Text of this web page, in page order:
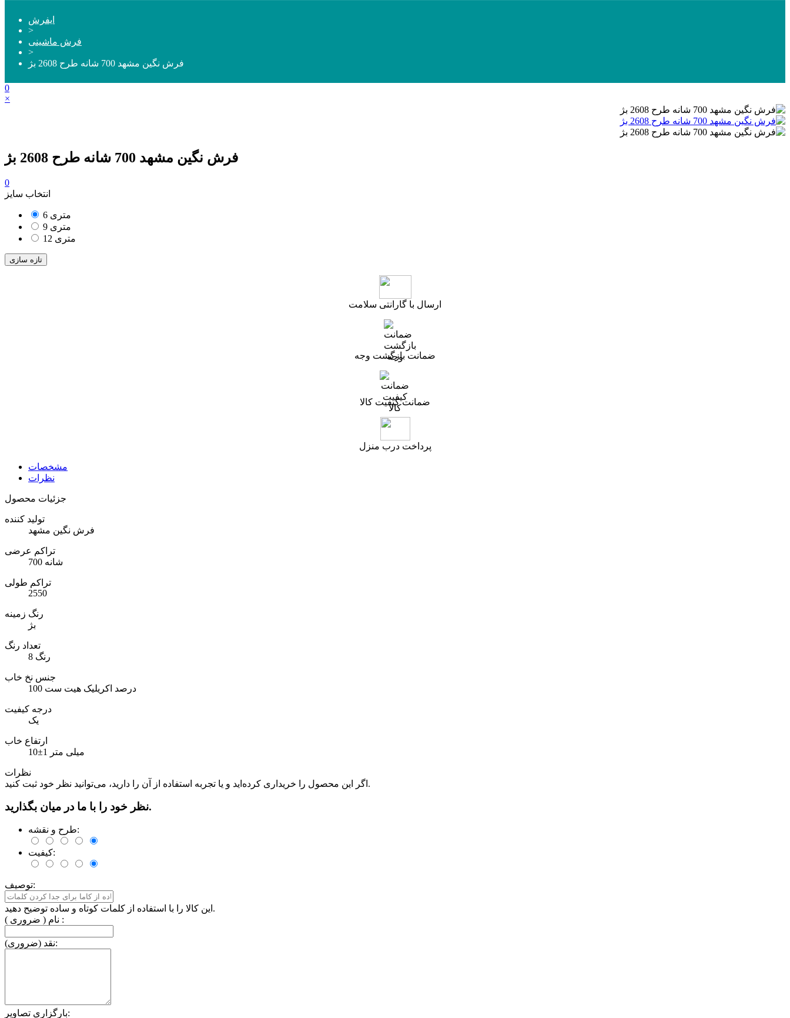
ایفرش
>
فرش ماشینی
>
فرش نگین مشهد 700 شانه طرح 2608 بژ
0
×
فرش نگین مشهد 700 شانه طرح 2608 بژ
0
انتخاب سایز
6 متری
9 متری
12 متری
ارسال با گارانتی سلامت
ضمانت بازگشت وجه
ضمانت کیفیت کالا
پرداخت درب منزل
مشخصات
نظرات
جزئیات محصول
تولید کننده
فرش نگین مشهد
تراکم عرضی
700 شانه
تراکم طولی
2550
رنگ زمینه
بژ
تعداد رنگ
8 رنگ
جنس نخ خاب
100 درصد اکریلیک هیت ست
درجه کیفیت
یک
ارتفاع خاب
10±1 میلی متر
نظرات
اگر این محصول را خریداری کرده‌اید و یا تجربه استفاده از آن را دارید، می‌توانید نظر خود ثبت کنید.
نظر خود را با ما در میان بگذارید.
طرح و نقشه:
کیفیت:
توصیف:
این کالا را با استفاده از کلمات کوتاه و ساده توضیح دهید.
نام ( ضروری ) :
نقد (ضروری):
بارگزاری تصاویر: